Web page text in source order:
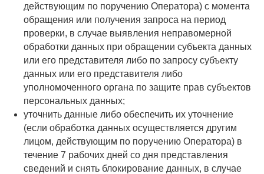
действующим по поручению Оператора) с момента
обращения или получения запроса на период
проверки, в случае выявления неправомерной
обработки данных при обращении субъекта данных
или его представителя либо по запросу субъекту
данных или его представителя либо
уполномоченного органа по защите прав субъектов
персональных данных;
уточнить данные либо обеспечить их уточнение
(если обработка данных осуществляется другим
лицом, действующим по поручению Оператора) в
течение 7 рабочих дней со дня представления
сведений и снять блокирование данных, в случае